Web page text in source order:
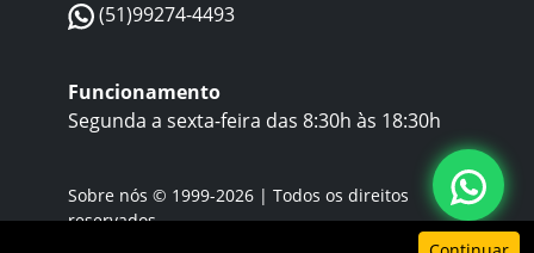
(51)99274-4493
Funcionamento
Segunda a sexta-feira das 8:30h às 18:30h
Sobre nós © 1999-2026 | Todos os direitos
reservados